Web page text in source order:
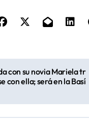
con su novia Mariela tr
con ella; será en la Basí